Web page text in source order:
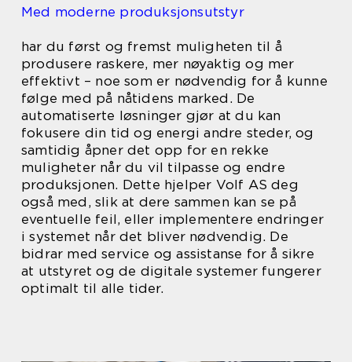
Med moderne produksjonsutstyr
har du først og fremst muligheten til å
produsere raskere, mer nøyaktig og mer
effektivt – noe som er nødvendig for å kunne
følge med på nåtidens marked. De
automatiserte løsninger gjør at du kan
fokusere din tid og energi andre steder, og
samtidig åpner det opp for en rekke
muligheter når du vil tilpasse og endre
produksjonen. Dette hjelper Volf AS deg
også med, slik at dere sammen kan se på
eventuelle feil, eller implementere endringer
i systemet når det bliver nødvendig. De
bidrar med service og assistanse for å sikre
at utstyret og de digitale systemer fungerer
optimalt til alle tider.